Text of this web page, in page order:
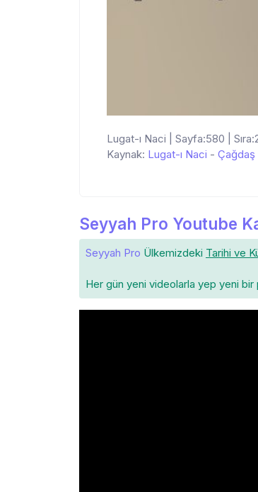
Lugat-ı Naci | Sayfa:580 |
Kaynak: Lugat-ı Naci -
Seyyah Pro Youtube
Seyyah Pro Ülkemizdeki Tarihi ve
Her gün yeni videolarla yep yeni bir